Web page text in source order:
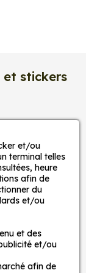
des teintes
tout leur
due à la
encres
, offrant un
qu’il
et stickers
et/ou
terminal telles
heure
afin de
du
et/ou
et des
et/ou
afin de